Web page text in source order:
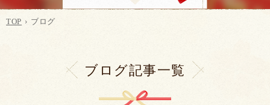
TOP ブログ
ブログ記事一覧